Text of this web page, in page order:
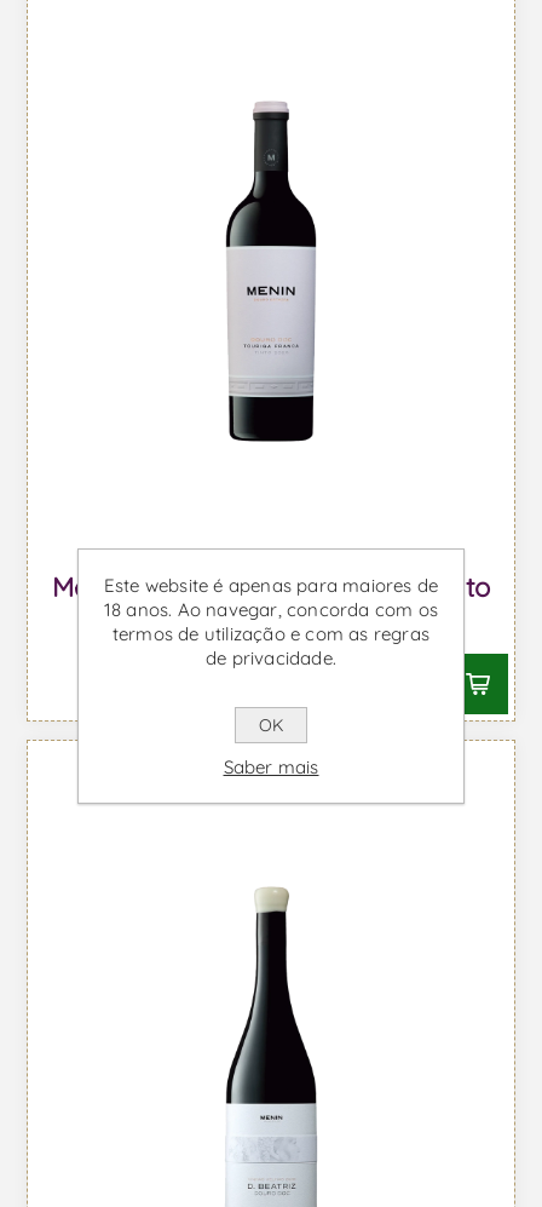
Menin Touriga Franca - Vinho Tinto
Desde €30,59 IVA incl.
Este website é apenas para maiores de
18 anos. Ao navegar, concorda com os
termos de utilização e com as regras
de privacidade.
OK
Saber mais